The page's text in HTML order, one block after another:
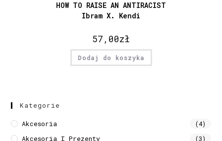
HOW TO RAISE AN ANTIRACIST
Ibram X. Kendi
57,00zł
Dodaj do koszyka
Kategorie
Akcesoria (4)
Akcesoria I Prezenty (3)